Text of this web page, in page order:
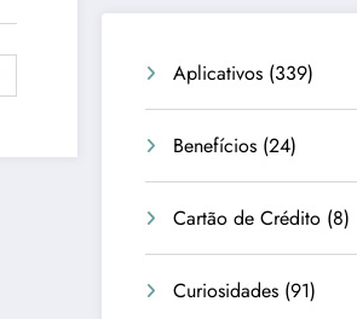
Aplicativos (339)
Benefícios (24)
Cartão de Crédito (8)
Curiosidades (91)